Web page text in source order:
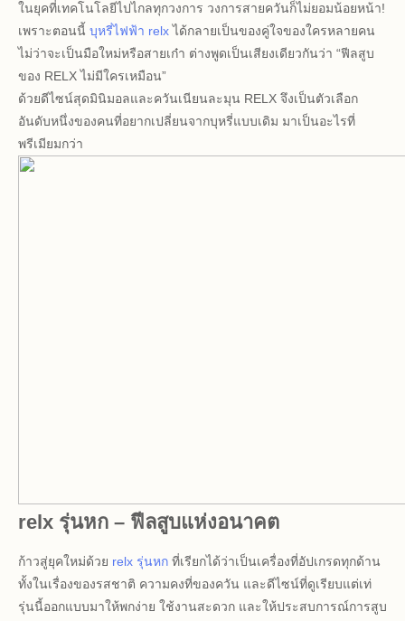
ในยุคที่เทคโนโลยีไปไกลทุกวงการ วงการสายควันก็ไม่ยอมน้อยหน้า!
เพราะตอนนี้ บุหรี่ไฟฟ้า relxได้กลายเป็นของคู่ใจของใครหลายคน
ไม่ว่าจะเป็นมือใหม่หรือสายเก๋า ต่างพูดเป็นเสียงเดียวกันว่า “ฟีลสูบ
ของ RELX ไม่มีใครเหมือน”
ด้วยดีไซน์สุดมินิมอลและควันเนียนละมุน RELX จึงเป็นตัวเลือก
อันดับหนึ่งของคนที่อยากเปลี่ยนจากบุหรี่แบบเดิม มาเป็นอะไรที่
พรีเมียมกว่า
relx รุ่นหก – ฟีลสูบแห่งอนาคต
ก้าวสู่ยุคใหม่ด้วย relx รุ่นหก ที่เรียกได้ว่าเป็นเครื่องที่อัปเกรดทุกด้าน
ทั้งในเรื่องของรสชาติ ความคงที่ของควัน และดีไซน์ที่ดูเรียบแต่เท่
รุ่นนี้ออกแบบมาให้พกง่าย ใช้งานสะดวก และให้ประสบการณ์การสูบ